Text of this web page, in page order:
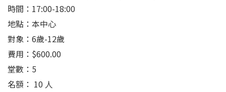
時間：17:00-18:00
地點：本中心
對象：6歲-12歲
費用：$600.00
堂數：5
名額： 10 人